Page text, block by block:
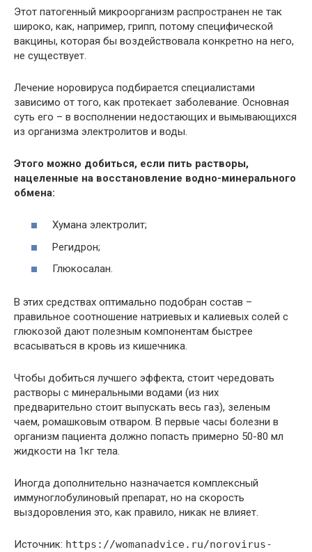
Этот патогенный микроорганизм распространен не так
широко, как, например, грипп, потому специфической
вакцины, которая бы воздействовала конкретно на него,
не существует.
Лечение норовируса подбирается специалистами
зависимо от того, как протекает заболевание. Основная
суть его – в восполнении недостающих и вымывающихся
из организма электролитов и воды.
Этого можно добиться, если пить растворы,
нацеленные на восстановление водно-минерального
обмена:
Хумана электролит;
Регидрон;
Глюкосалан.
В этих средствах оптимально подобран состав –
правильное соотношение натриевых и калиевых солей с
глюкозой дают полезным компонентам быстрее
всасываться в кровь из кишечника.
Чтобы добиться лучшего эффекта, стоит чередовать
растворы с минеральными водами (из них
предварительно стоит выпускать весь газ), зеленым
чаем, ромашковым отваром. В первые часы болезни в
организм пациента должно попасть примерно 50-80 мл
жидкости на 1кг тела.
Иногда дополнительно назначается комплексный
иммуноглобулиновый препарат, но на скорость
выздоровления это, как правило, никак не влияет.
Источник: https://womanadvice.ru/norovirus-